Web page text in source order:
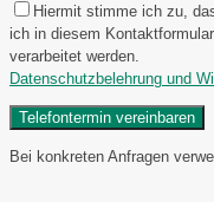
Hiermit stimme ich zu,
ich in diesem
verarbeitet werden.
Datenschutzbelehrung und
Bei konkreten Anfragen